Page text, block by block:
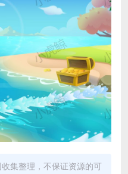
集整理，不保证资源的可